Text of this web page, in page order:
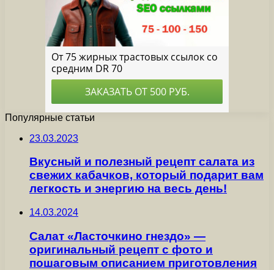
Популярные статьи
23.03.2023
Вкусный и полезный рецепт салата из
свежих кабачков, который подарит вам
легкость и энергию на весь день!
14.03.2024
Салат «Ласточкино гнездо» —
оригинальный рецепт с фото и
пошаговым описанием приготовления